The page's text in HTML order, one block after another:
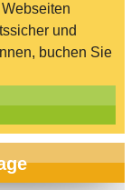
und
buchen Sie